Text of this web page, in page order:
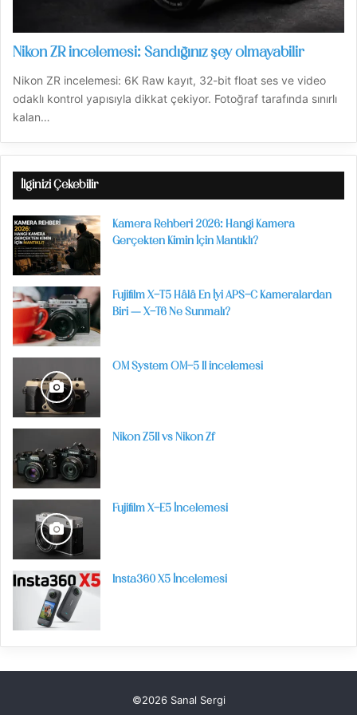
Nikon ZR incelemesi: Sandığınız şey olmayabilir
Nikon ZR incelemesi: 6K Raw kayıt, 32-bit float ses ve video
odaklı kontrol yapısıyla dikkat çekiyor. Fotoğraf tarafında sınırlı
kalan…
İlginizi Çekebilir
Kamera Rehberi 2026: Hangi Kamera
Gerçekten Kimin İçin Mantıklı?
Fujifilm X-T5 Hâlâ En İyi APS-C Kameralardan
Biri — X-T6 Ne Sunmalı?
OM System OM-5 II incelemesi
Nikon Z5II vs Nikon Zf
Fujifilm X-E5 İncelemesi
Insta360 X5 İncelemesi
©2026 Sanal Sergi